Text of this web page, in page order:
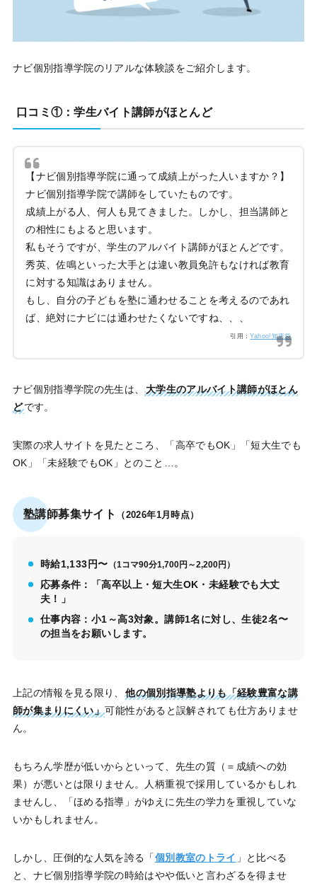
ナビ個別指導学院のリアルな体験談をご紹介します。
口コミ①：学生バイト講師がほとんど
【ナビ個別指導学院に通って成績上がった人いますか？】
ナビ個別指導学院で講師をしていたものです。
成績上がる人、何人も見てきました。しかし、担当講師と
の相性にもよると思います。
私もそうですが、学生のアルバイト講師がほとんどです。
秀英、佐鳴といった大手とは違い教員免許もなければ教育
に対する知識はありません。
もし、自分の子どもを塾に通わせることを考えるのであれ
ば、絶対にナビには通わせたくないですね、、、
引用：Yahoo!知恵袋
ナビ個別指導学院の先生は、大学生のアルバイト講師がほとん
どです。
実際の求人サイトを見たところ、「高卒でもOK」「短大生でも
OK」「未経験でもOK」とのこと…。
塾講師募集サイト （2026年1月時点）
時給1,133円〜 （1コマ90分1,700円～2,200円）
応募条件：「高卒以上・短大生OK・未経験でも大丈
夫！」
仕事内容：小1～高3対象。講師1名に対し、生徒2名〜
の担当をお願いします。
上記の情報を見る限り、 他の個別指導塾よりも「経験豊富な講
師が集まりにくい」可能性があると誤解されても仕方ありませ
ん。
もちろん学歴が低いからといって、先生の質（＝成績への効
果）が悪いとは限りません。人柄重視で採用しているかもしれ
ませんし、「ほめる指導」がゆえに先生の学力を重視していな
いかもしれません。
しかし、圧倒的な人気を誇る「個別教室のトライ 」と比べる
と、ナビ個別指導学院の時給はやや低いと言わざるを得ませ